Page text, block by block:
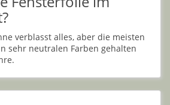
verblasst alles, aber die meisten
sehr neutralen Farben gehalten